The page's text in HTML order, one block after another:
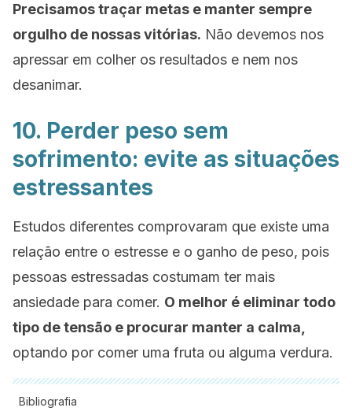
Precisamos traçar metas e manter sempre
orgulho de nossas vitórias. Não devemos nos
apressar em colher os resultados e nem nos
desanimar.
10. Perder peso sem
sofrimento: evite as situações
estressantes
Estudos diferentes comprovaram que existe uma
relação entre o estresse e o ganho de peso, pois
pessoas estressadas costumam ter mais
ansiedade para comer. O melhor é eliminar todo
tipo de tensão e procurar manter a calma,
optando por comer uma fruta ou alguma verdura.
Bibliografia